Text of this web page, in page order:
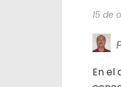
15 de
En el